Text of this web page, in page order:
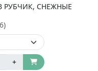
СНЕЖНЫЕ
)
+